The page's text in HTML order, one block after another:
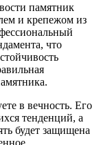
памятник
и крепежом из
что
в вечность. Его
тенденций, а
будет защищена